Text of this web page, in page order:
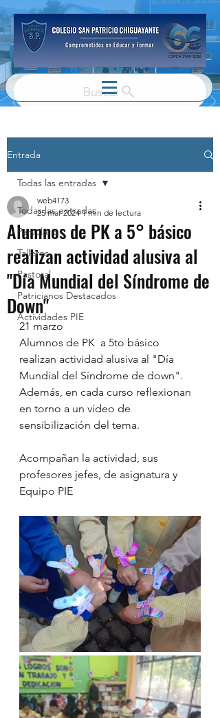
Buscar
Entrada
Todas las entradas
Parvulario
Talleres
Pastoral
Patricianos Destacados
Actividades PIE
Todas las entradas
Alumnos de PK a 5° básico
realizan actividad alusiva al
"Día Mundial del Síndrome de
Down"
web4173
25 mar 2024 1 min de lectura
21 marzo
Alumnos de PK  a 5to básico
realizan actividad alusiva al "Día
Mundial del Síndrome de down".
Además, en cada curso reflexionan
en torno a un vídeo de
sensibilización del tema.
Acompañan la actividad, sus
profesores jefes, de asignatura y
Equipo PIE